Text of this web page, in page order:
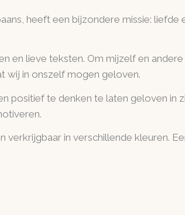
heeft een bijzondere missie:
en lieve teksten. Om mijzelf en
wij in onszelf mogen geloven.
positief te denken te laten geloven in
in verschillende kleuren.